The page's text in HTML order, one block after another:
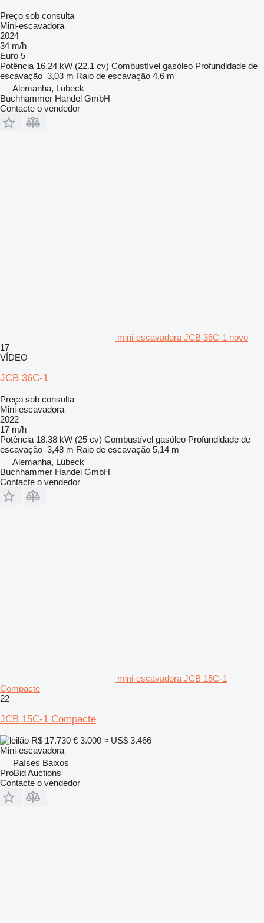
Preço sob consulta
Mini-escavadora
2024
34 m/h
Euro 5
Potência 16.24 kW (22.1 cv) Combustível gasóleo Profundidade de
escavação 3,03 m Raio de escavação 4,6 m
Alemanha, Lübeck
Buchhammer Handel GmbH
Contacte o vendedor
mini-escavadora JCB 36C-1 novo
17
VÍDEO
JCB 36C-1
Preço sob consulta
Mini-escavadora
2022
17 m/h
Potência 18.38 kW (25 cv) Combustível gasóleo Profundidade de
escavação 3,48 m Raio de escavação 5,14 m
Alemanha, Lübeck
Buchhammer Handel GmbH
Contacte o vendedor
mini-escavadora JCB 15C-1
Compacte
22
JCB 15C-1 Compacte
R$ 17.730 € 3.000 ≈ US$ 3.466
Mini-escavadora
Países Baixos
ProBid Auctions
Contacte o vendedor